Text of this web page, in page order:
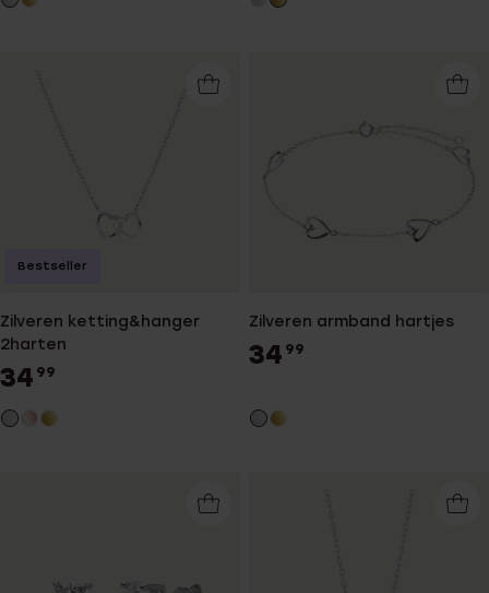
Zilveren ketting&hanger
2harten
34 99
Bestseller
Zilveren armband hartjes
34 99